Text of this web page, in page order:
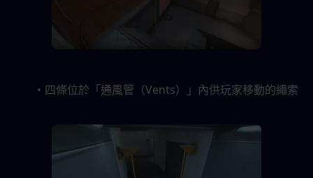
四條位於「通風管（Vents）」內供玩家移動的繩索